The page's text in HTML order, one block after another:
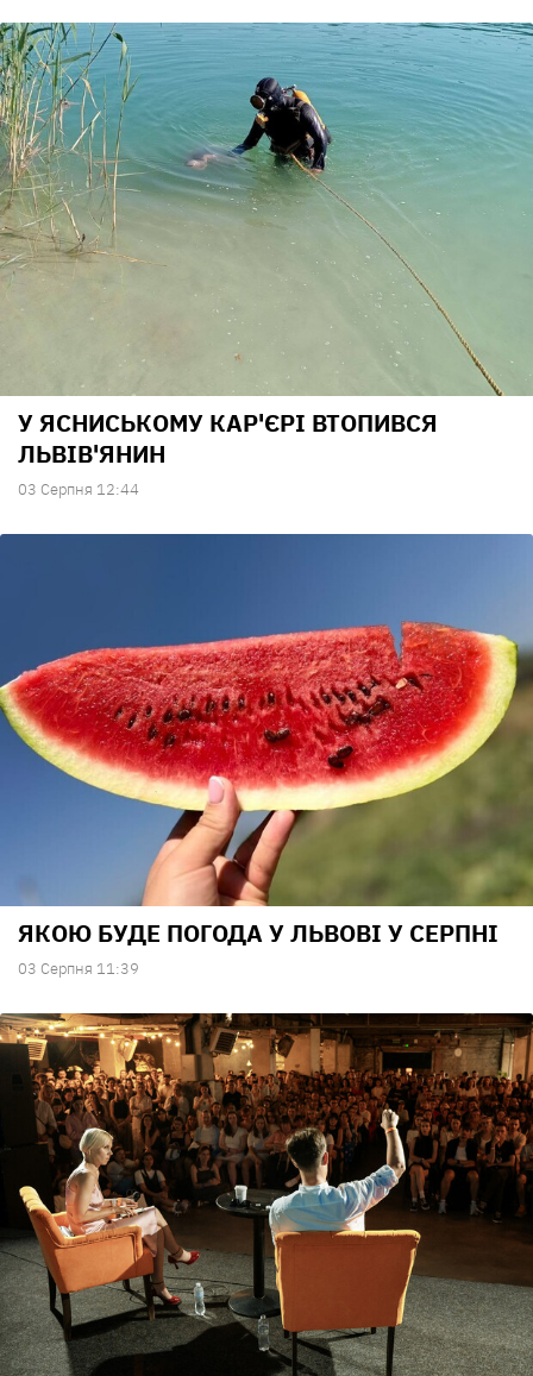
У ЯСНИСЬКОМУ КАР'ЄРІ ВТОПИВСЯ
ЛЬВІВ'ЯНИН
03 Серпня 12:44
ЯКОЮ БУДЕ ПОГОДА У ЛЬВОВІ У СЕРПНІ
03 Серпня 11:39